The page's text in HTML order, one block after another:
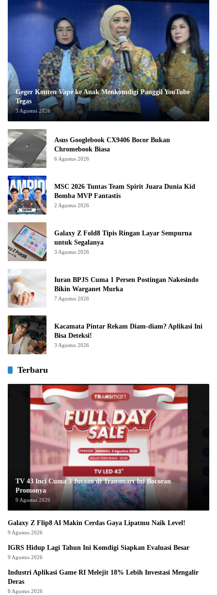
Geger Konten Vape ke Anak Menkomdigi Panggil YouTube
Tegas
3 Agustus 2026
Asus Googlebook CX9406 Bocor Bukan
Chromebook Biasa
6 Agustus 2026
MSC 2026 Tuntas Team Spirit Juara Dunia Kid
Bomba MVP Fantastis
2 Agustus 2026
Galaxy Z Fold8 Tipis Ringan Layar Sempurna
untuk Segalanya
3 Agustus 2026
Iuran BPJS Cuma 1 Persen Postingan Nakesindo
Bikin Warganet Murka
7 Agustus 2026
Kacamata Pintar Rekam Diam-diam? Aplikasi Ini
Bisa Deteksi!
3 Agustus 2026
Terbaru
TV 43 Inci Cuma 3 Jutaan di Transmart Ini Bocoran
Promonya
9 Agustus 2026
Galaxy Z Flip8 AI Makin Cerdas Gaya Lipatmu Naik Level!
9 Agustus 2026
IGRS Hidup Lagi Tahun Ini Komdigi Siapkan Evaluasi Besar
9 Agustus 2026
Industri Aplikasi Game RI Melejit 18% Lebih Investasi Mengalir
Deras
8 Agustus 2026